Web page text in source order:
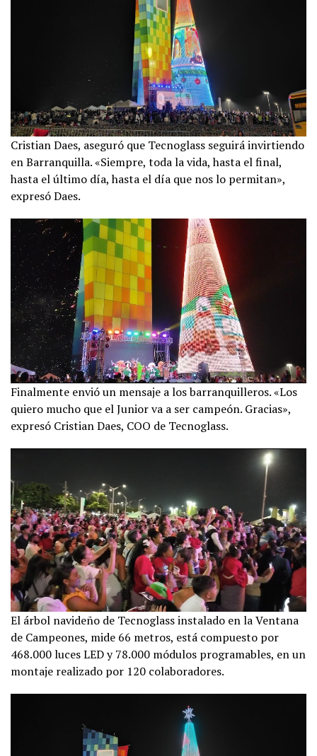
Cristian Daes, aseguró que Tecnoglass seguirá invirtiendo
en Barranquilla. «Siempre, toda la vida, hasta el final,
hasta el último día, hasta el día que nos lo permitan»,
expresó Daes.
Finalmente envió un mensaje a los barranquilleros. «Los
quiero mucho que el Junior va a ser campeón. Gracias»,
expresó Cristian Daes, COO de Tecnoglass.
El árbol navideño de Tecnoglass instalado en la Ventana
de Campeones, mide 66 metros, está compuesto por
468.000 luces LED y 78.000 módulos programables, en un
montaje realizado por 120 colaboradores.